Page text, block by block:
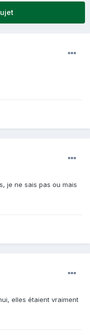
je ne sais pas ou mais
elles étaient vraiment